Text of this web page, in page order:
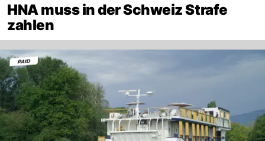
HNA muss in der Schweiz Strafe
zahlen